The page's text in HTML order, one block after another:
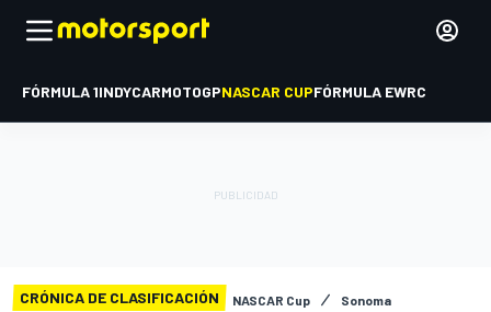
FÓRMULA 1INDYCARMOTOGPNASCAR CUPFÓRMULA EWRC
CRÓNICA DE CLASIFICACIÓN NASCAR Cup Sonoma